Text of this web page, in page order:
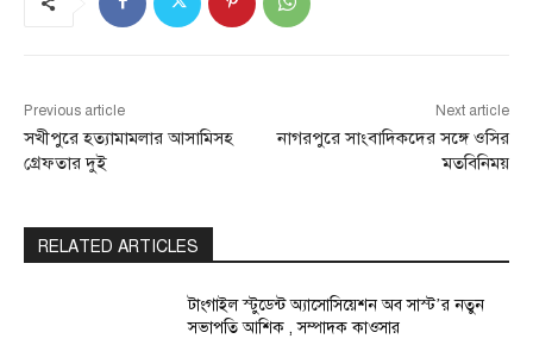
Previous article
সখীপুরে হত্যামামলার আসামিসহ
গ্রেফতার দুই
Next article
নাগরপুরে সাংবাদিকদের সঙ্গে ওসির
মতবিনিময়
RELATED ARTICLES
টাংগাইল স্টুডেন্ট অ্যাসোসিয়েশন অব সাস্ট’র নতুন
সভাপতি আশিক , সম্পাদক কাওসার